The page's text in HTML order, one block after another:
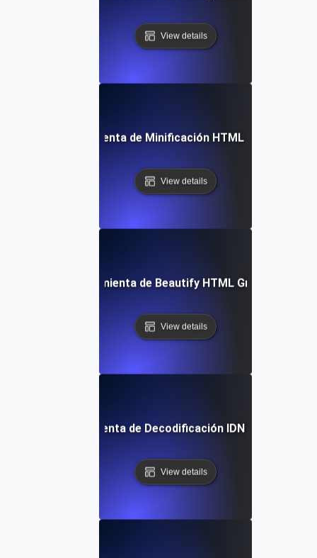
View details
Herramienta de Minificación HTML Gratuita
View details
Herramienta de Beautify HTML Gratuita
View details
Herramienta de Decodificación IDN Gratuita
View details